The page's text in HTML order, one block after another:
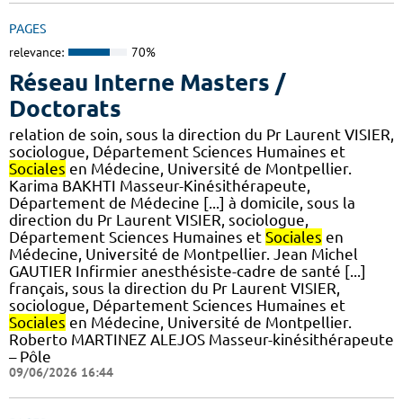
PAGES
relevance: 70%
Réseau Interne Masters /
Doctorats
relation de soin, sous la direction du Pr Laurent VISIER,
sociologue, Département Sciences Humaines et
Sociales en Médecine, Université de Montpellier.
Karima BAKHTI Masseur-Kinésithérapeute,
Département de Médecine [...] à domicile, sous la
direction du Pr Laurent VISIER, sociologue,
Département Sciences Humaines et Sociales en
Médecine, Université de Montpellier. Jean Michel
GAUTIER Infirmier anesthésiste-cadre de santé [...]
français, sous la direction du Pr Laurent VISIER,
sociologue, Département Sciences Humaines et
Sociales en Médecine, Université de Montpellier.
Roberto MARTINEZ ALEJOS Masseur-kinésithérapeute
– Pôle
09/06/2026 16:44